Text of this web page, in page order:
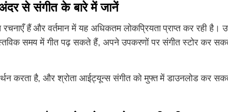
से संगीत के बारे में जानें
हैं और वर्तमान में यह अधिकतम लोकप्रियता प्राप्त कर रही है।
समय में गीत पढ़ सकते हैं, अपने उपकरणों पर संगीत स्टोर कर
करता है, और श्रोता आईट्यून्स संगीत को मुफ्त में डाउनलोड कर